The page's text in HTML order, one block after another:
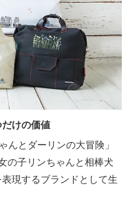
けの価値
んとダーリンの大冒険」
の子リンちゃんと相棒犬
現するブランドとして生